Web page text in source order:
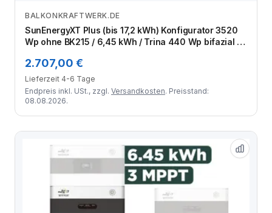
Zum Angebot
BALKONKRAFTWERK.DE
SunEnergyXT Plus (bis 17,2 kWh) Konfigurator 3520
Wp ohne BK215 / 6,45 kWh / Trina 440 Wp bifazial /
2.707,00 €
Lieferzeit 4-6 Tage
Endpreis inkl. USt., zzgl. Versandkosten. Preisstand:
08.08.2026.